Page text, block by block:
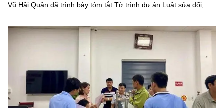
Vũ Hải Quân đã trình bày tóm tắt Tờ trình dự án Luật sửa đổi,...